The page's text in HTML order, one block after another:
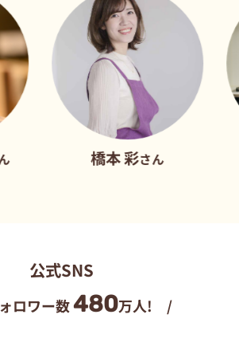
さん
公式SNS
ロワー数480万人! /